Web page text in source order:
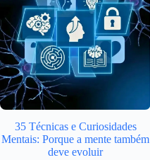
35 Técnicas e Curiosidades
Mentais: Porque a mente também
deve evoluir